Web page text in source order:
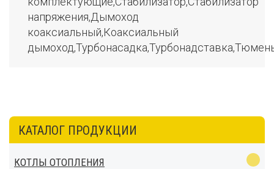
напряжения,Дымоход
коаксиальный,Коаксиальный
КАТАЛОГ ПРОДУКЦИИ
КОТЛЫ ОТОПЛЕНИЯ